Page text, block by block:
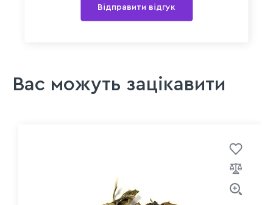
Відправити відгук
Вас можуть зацікавити